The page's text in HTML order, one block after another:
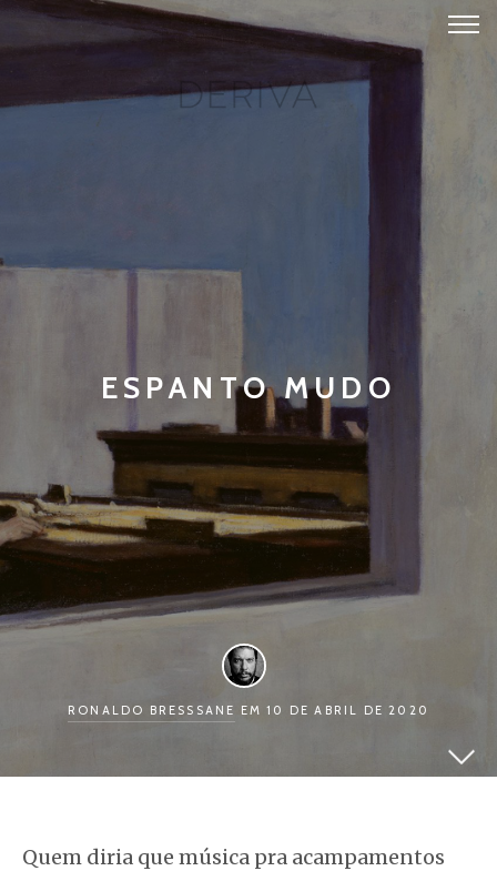
ESPANTO MUDO
RONALDO BRESSSANE EM 10 DE ABRIL DE 2020
Quem diria que música pra acampamentos